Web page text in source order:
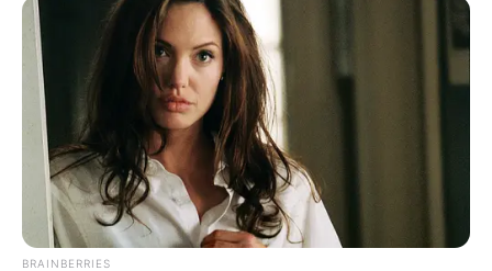
BRAINBERRIES